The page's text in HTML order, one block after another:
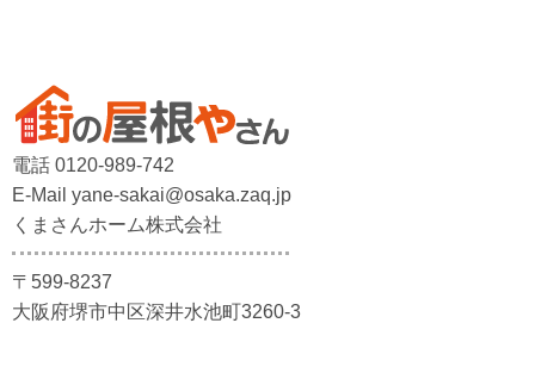
電話 0120-989-742
E-Mail yane-sakai@osaka.zaq.jp
くまさんホーム株式会社
〒599-8237
大阪府堺市中区深井水池町3260-3